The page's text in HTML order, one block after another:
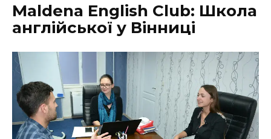
Маldena English Club: Школа
англійської у Вінниці